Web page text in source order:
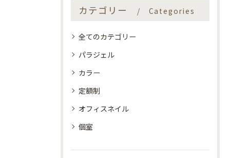
カテゴリー Categories
全てのカテゴリー
パラジェル
カラー
定額制
オフィスネイル
個室